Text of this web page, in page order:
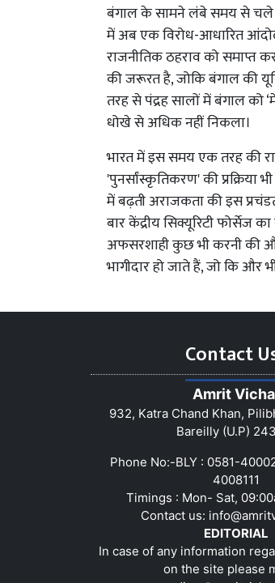
बंगाल के सामने लंबे समय से चले
में अब एक विरोध-आधारित
राजनीतिक ठहराव को समाप्त
की जरूरत है, जोकि बंगाल की
तरह से पंद्रह सालों में बंगाल को
धोखे से अधिक नहीं निकला।
भारत में इस समय एक तरह की
'पुनर्सांस्कृतिकरण' की प्रक्रिया
में बढ़ती अराजकता की इस
बार केंद्रीय सिक्यूरिटी
अफसरशाही कुछ भी करनी की
भागीदार हो जाते हैं, जो कि और
Contact
Amrit
932, Katra Chand Khan,
Bareilly (U.P)
Phone No:-BLY : 0581-
4008111
Timings : Mon- Sat,
Contact us:
EDITORIAL
In case of any information
on the site please